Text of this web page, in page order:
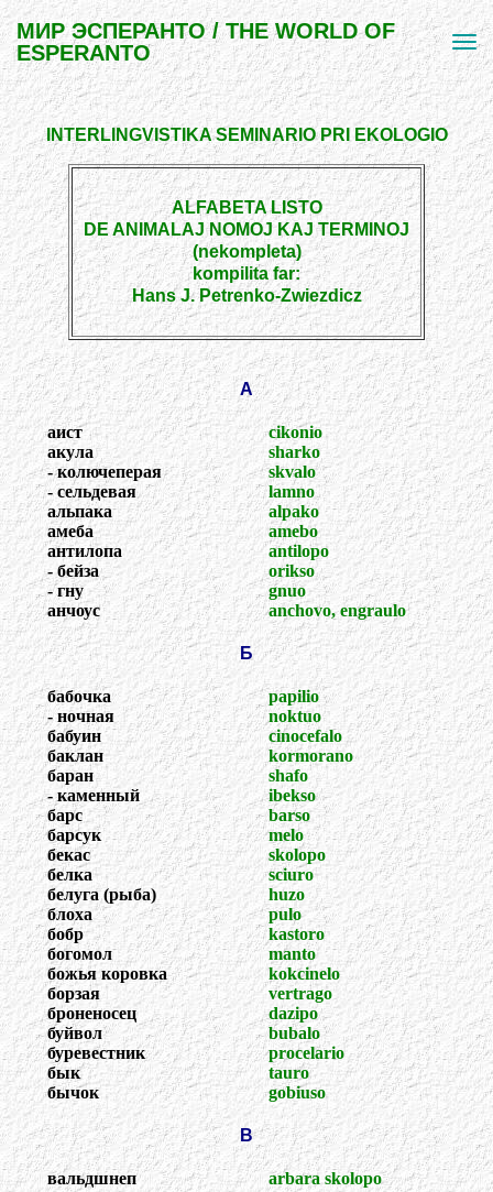
МИР ЭСПЕРАНТО / THE WORLD OF
ESPERANTO
INTERLINGVISTIKA SEMINARIO PRI EKOLOGIO
ALFABETA LISTO
DE ANIMALAJ NOMOJ KAJ TERMINOJ
(nekompleta)
kompilita far:
Hans J. Petrenko-Zwiezdicz
А
аист
акула
- колючеперая
- сельдевая
альпака
амеба
антилопа
- бейза
- гну
анчоус
cikonio
sharko
skvalo
lamno
alpako
amebo
antilopo
orikso
gnuo
anchovo, engraulo
Б
бабочка
- ночная
бабуин
баклан
баран
- каменный
барс
барсук
бекас
белка
белуга (рыба)
блоха
бобр
богомол
божья коровка
борзая
броненосец
буйвол
буревестник
бык
бычок
papilio
noktuo
cinocefalo
kormorano
shafo
ibekso
barso
melo
skolopo
sciuro
huzo
pulo
kastoro
manto
kokcinelo
vertrago
dazipo
bubalo
procelario
tauro
gobiuso
В
вальдшнеп
arbara skolopo